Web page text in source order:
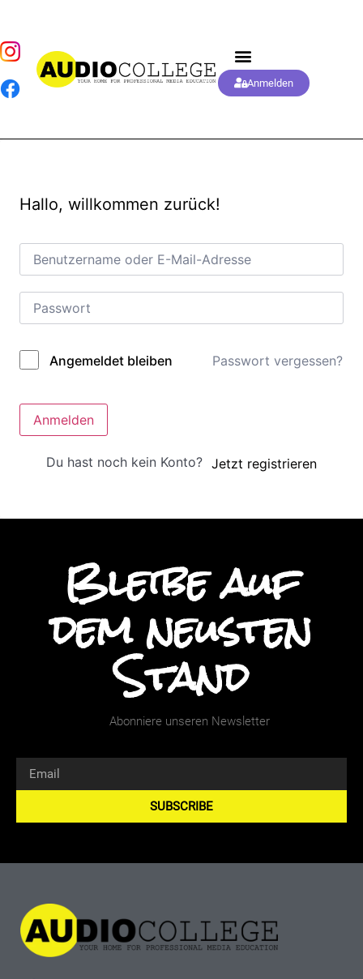
Anmelden
Hallo, willkommen zurück!
Alternative:
Angemeldet bleiben Passwort vergessen?
Anmelden
Du hast noch kein Konto? Jetzt registrieren
Bleibe auf
dem neusten
Stand
Abonniere unseren Newsletter
SUBSCRIBE